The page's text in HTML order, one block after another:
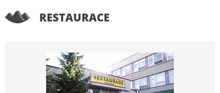
RESTAURACE